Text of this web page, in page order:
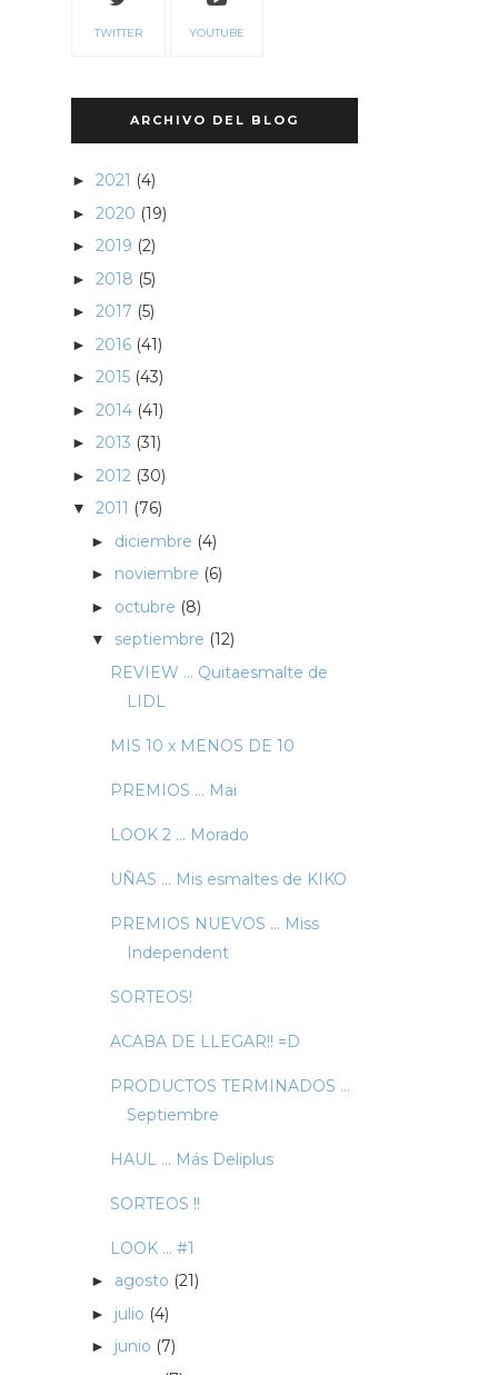
TWITTER YOUTUBE
ARCHIVO DEL BLOG
► 2021 (4)
► 2020 (19)
► 2019 (2)
► 2018 (5)
► 2017 (5)
► 2016 (41)
► 2015 (43)
► 2014 (41)
► 2013 (31)
► 2012 (30)
▼ 2011 (76)
► diciembre (4)
► noviembre (6)
► octubre (8)
▼ septiembre (12)
REVIEW ... Quitaesmalte de
LIDL
MIS 10 x MENOS DE 10
PREMIOS ... Mai
LOOK 2 ... Morado
UÑAS ... Mis esmaltes de KIKO
PREMIOS NUEVOS ... Miss
Independent
SORTEOS!
ACABA DE LLEGAR!! =D
PRODUCTOS TERMINADOS ...
Septiembre
HAUL ... Más Deliplus
SORTEOS !!
LOOK ... #1
► agosto (21)
► julio (4)
► junio (7)